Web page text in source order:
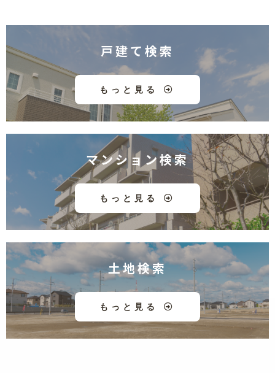
戸建て検索
もっと見る
マンション検索
もっと見る
土地検索
もっと見る